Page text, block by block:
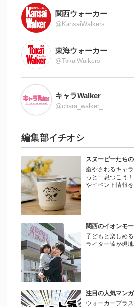
関西ウォーカー
@KansaiWalkers
東海ウォーカー
@TokaiWalkers
キャラWalker
@chara_walker_
編集部イチオシ
スヌーピーたち
癒やされるキャ
っと一息つこう
やイベント情報
関西のイオンモ
子どもと楽しめ
ライター達が現
注目の人気マンガ
ウォーカープラ